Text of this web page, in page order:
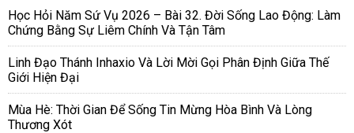
Học Hỏi Năm Sứ Vụ 2026 – Bài 32. Đời Sống Lao Động: Làm
Chứng Bằng Sự Liêm Chính Và Tận Tâm
Linh Đạo Thánh Inhaxio Và Lời Mời Gọi Phân Định Giữa Thế
Giới Hiện Đại
Mùa Hè: Thời Gian Để Sống Tin Mừng Hòa Bình Và Lòng
Thương Xót